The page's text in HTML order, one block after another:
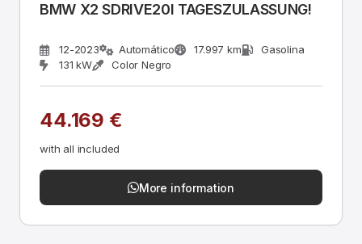
BMW X2 SDRIVE20I TAGESZULASSUNG!
12-2023 Automático 17.997 km
Gasolina
131 kW
Color Negro
44.169 €
with all included
More information